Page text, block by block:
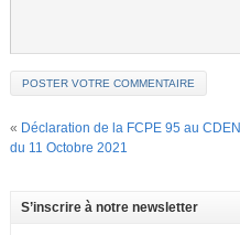
« Déclaration de la FCPE 95 au CDEN
du 11 Octobre 2021
S’inscrire à notre newsletter